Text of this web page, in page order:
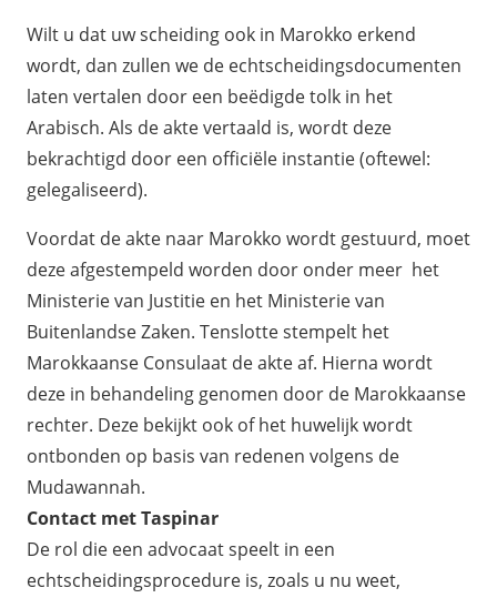
Wilt u dat uw scheiding ook in Marokko erkend
wordt, dan zullen we de echtscheidingsdocumenten
laten vertalen door een beëdigde tolk in het
Arabisch. Als de akte vertaald is, wordt deze
bekrachtigd door een officiële instantie (oftewel:
gelegaliseerd).
Voordat de akte naar Marokko wordt gestuurd, moet
deze afgestempeld worden door onder meer het
Ministerie van Justitie en het Ministerie van
Buitenlandse Zaken. Tenslotte stempelt het
Marokkaanse Consulaat de akte af. Hierna wordt
deze in behandeling genomen door de Marokkaanse
rechter. Deze bekijkt ook of het huwelijk wordt
ontbonden op basis van redenen volgens de
Mudawannah.
Contact met Taspinar
De rol die een advocaat speelt in een
echtscheidingsprocedure is, zoals u nu weet,